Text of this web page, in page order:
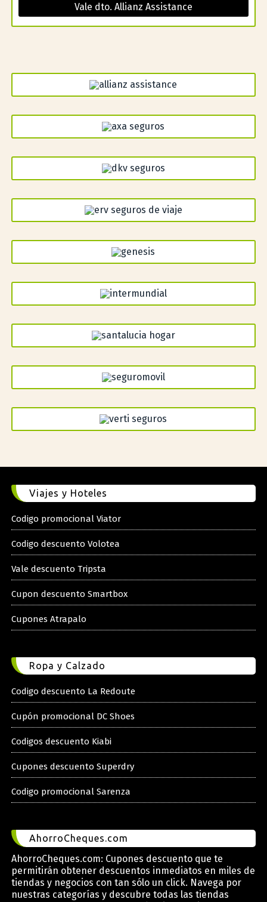
Vale dto. Allianz Assistance
Viajes y Hoteles
Codigo promocional Viator
Codigo descuento Volotea
Vale descuento Tripsta
Cupon descuento Smartbox
Cupones Atrapalo
Ropa y Calzado
Codigo descuento La Redoute
Cupón promocional DC Shoes
Codigos descuento Kiabi
Cupones descuento Superdry
Codigo promocional Sarenza
AhorroCheques.com
AhorroCheques.com: Cupones descuento que te
permitirán obtener descuentos inmediatos en miles de
tiendas y negocios con tan sólo un click. Navega por
nuestras categorías y descubre todas las tiendas